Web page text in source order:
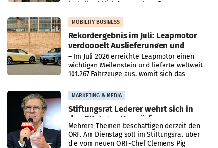
kartellrechtlich freigegeben: Die
Bundeswettbewerbsbehörde und der
Bundeskartellanwalt
MOBILITY BUSINESS
Rekordergebnis im Juli: Leapmotor
verdoppelt Auslieferungen und
überschreitet die 100.000er-Marke
– Im Juli 2026 erreichte Leapmotor einen
wichtigen Meilenstein und lieferte weltweit
101.267 Fahrzeuge aus, womit sich das
Ergebnis gegenüber Juli 2025 mehr als
verdoppelte (+102
MARKETING & MEDIA
Stiftungsrat Lederer wehrt sich in
den SN gegen Vorwürfe
Mehrere Themen beschäftigen derzeit den
ORF. Am Dienstag soll im Stiftungsrat über
die vom neuen ORF-Chef Clemens Pig